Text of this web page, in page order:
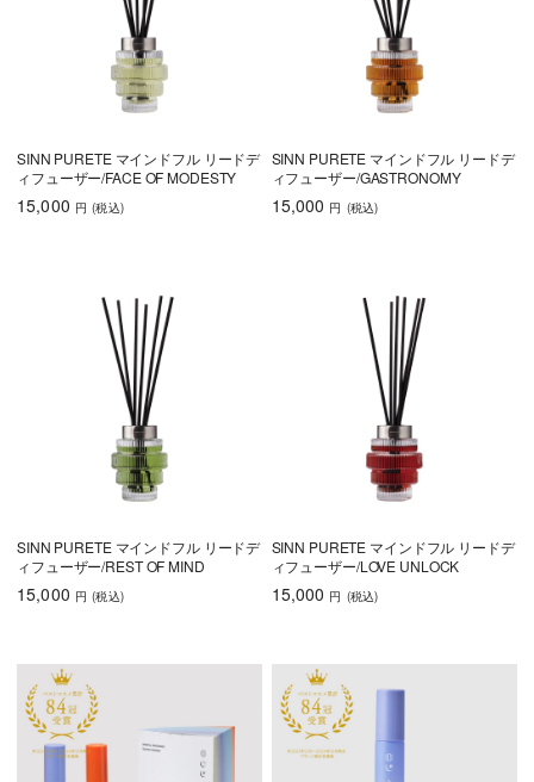
SINN PURETE マインドフル リードデ
ィフューザー/FACE OF MODESTY
15,000 円 (税込)
SINN PURETE マインドフル リードデ
ィフューザー/GASTRONOMY
15,000 円 (税込)
SINN PURETE マインドフル リードデ
ィフューザー/REST OF MIND
15,000 円 (税込)
SINN PURETE マインドフル リードデ
ィフューザー/LOVE UNLOCK
15,000 円 (税込)